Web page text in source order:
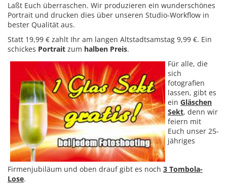
Laßt Euch überraschen. Wir produzieren ein wunderschönes
Portrait und drucken dies über unseren Studio-Workflow in
bester Qualität aus.
Statt 19,99 € zahlt Ihr am langen Altstadtsamstag 9,99 €. Ein
schickes Portrait zum halben Preis.
Für alle, die
sich
fotografien
lassen, gibt es
ein Gläschen
Sekt, denn wir
feiern mit
Euch unser 25-
jähriges
Firmenjubiläum und oben drauf gibt es noch 3 Tombola-
Lose.